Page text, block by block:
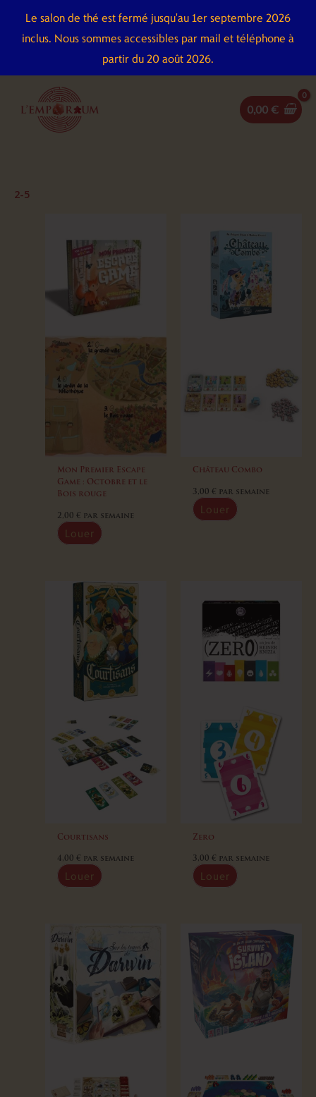
Le salon de thé est fermé jusqu'au 1er septembre 2026
inclus. Nous sommes accessibles par mail et téléphone à
partir du 20 août 2026.
contenu
0,00 €
2-5
Mon Premier Escape
Game : Octobre et le
Bois rouge
2,00 € par semaine
Louer
Château Combo
3,00 € par semaine
Louer
Courtisans
4,00 € par semaine
Louer
Zero
3,00 € par semaine
Louer